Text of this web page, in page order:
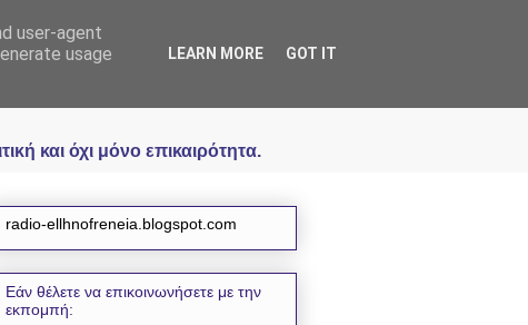
και όχι μόνο επικαιρότητα.
radio-ellhnofreneia.blogspot.com
Εάν θέλετε να επικοινωνήσετε με την
εκπομπή:
user-agent
usage
LEARN MORE GOT IT